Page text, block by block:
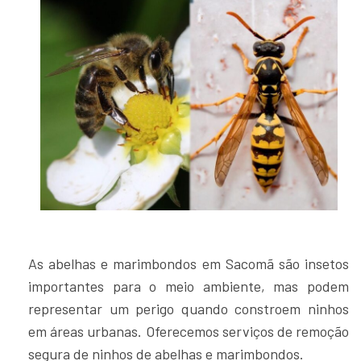
As abelhas e marimbondos em Sacomã são insetos
importantes para o meio ambiente, mas podem
representar um perigo quando constroem ninhos
em áreas urbanas. Oferecemos serviços de remoção
segura de ninhos de abelhas e marimbondos.